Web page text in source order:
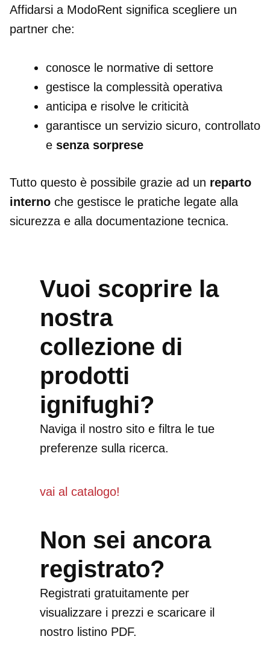
Affidarsi a ModoRent significa scegliere un
partner che:
conosce le normative di settore
gestisce la complessità operativa
anticipa e risolve le criticità
garantisce un servizio sicuro, controllato
e senza sorprese
Tutto questo è possibile grazie ad un reparto
interno che gestisce le pratiche legate alla
sicurezza e alla documentazione tecnica.
Vuoi scoprire la
nostra
collezione di
prodotti
ignifughi?
Naviga il nostro sito e filtra le tue
preferenze sulla ricerca.
vai al catalogo!
Non sei ancora
registrato?
Registrati gratuitamente per
visualizzare i prezzi e scaricare il
nostro listino PDF.